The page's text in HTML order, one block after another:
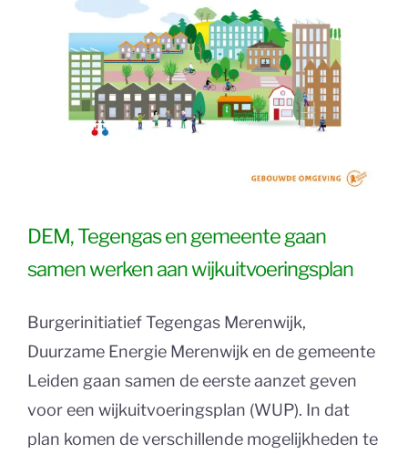
DEM, Tegengas en gemeente gaan
samen werken aan wijkuitvoeringsplan
Burgerinitiatief Tegengas Merenwijk,
Duurzame Energie Merenwijk en de gemeente
Leiden gaan samen de eerste aanzet geven
voor een wijkuitvoeringsplan (WUP). In dat
plan komen de verschillende mogelijkheden te